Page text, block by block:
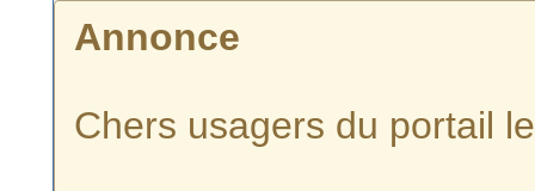
Annonce
Chers usagers du portail